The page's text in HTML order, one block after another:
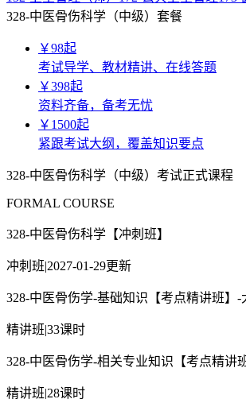
328-中医骨伤科学（中级）套餐
￥98起
考试导学、教材精讲、在线答题
￥398起
资料齐备，备考无忧
￥ 1500起
紧跟考试大纲，覆盖知识要点
328-中医骨伤科学（中级）考试正式课程
FORMAL COURSE
328-中医骨伤科学【冲刺班】
冲刺班|2027-01-29更新
328-中医骨伤学-基础知识【考点精讲班】-
精讲班|33课时
328-中医骨伤学-相关专业知识【考点精讲
精讲班|28课时